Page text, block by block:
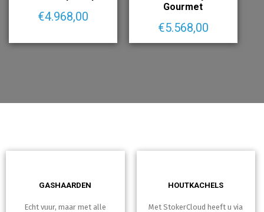
€4.968,00
Gourmet
€5.568,00
GASHAARDEN
Echt vuur, maar met alle
HOUTKACHELS
Met StokerCloud heeft u via